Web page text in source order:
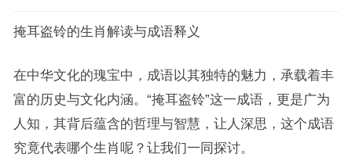
掩耳盗铃的生肖解读与成语释义
在中华文化的瑰宝中，成语以其独特的魅力，承载着丰
富的历史与文化内涵。“掩耳盗铃”这一成语，更是广为
人知，其背后蕴含的哲理与智慧，让人深思，这个成语
究竟代表哪个生肖呢？让我们一同探讨。